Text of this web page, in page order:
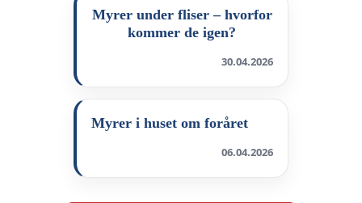
Myrer under fliser – hvorfor
kommer de igen?
30.04.2026
Myrer i huset om foråret
06.04.2026